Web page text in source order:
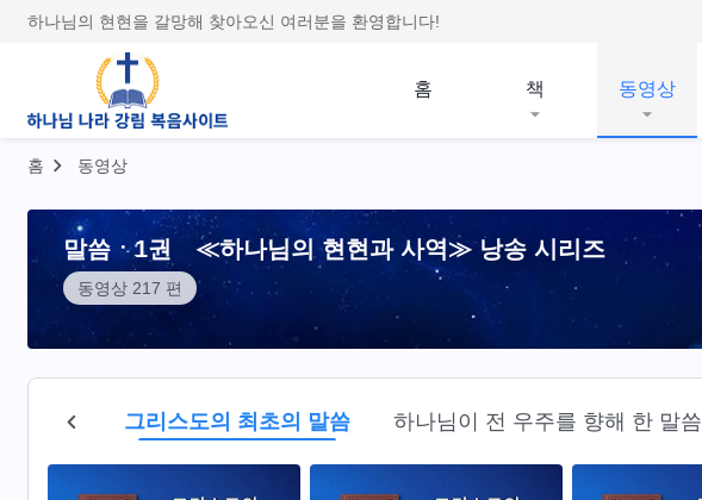
하나님의 현현을 갈망해 찾아오신 여러분을 환영합니다!
홈 책 동영상
홈 동영상
말씀ㆍ1권 ≪하나님의 현현과 사역≫ 낭송 시리즈
동영상 217 편
전체 그리스도의 최초의 말씀 하나님이 전 우주를 향해 한 말씀